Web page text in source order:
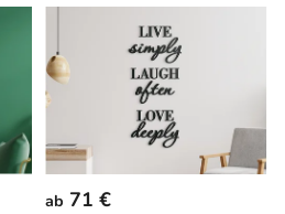
ab 71 €